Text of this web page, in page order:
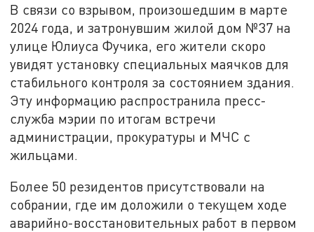
В связи со взрывом, произошедшим в марте
2024 года, и затронувшим жилой дом №37 на
улице Юлиуса Фучика, его жители скоро
увидят установку специальных маячков для
стабильного контроля за состоянием здания.
Эту информацию распространила пресс-
служба мэрии по итогам встречи
администрации, прокуратуры и МЧС с
жильцами.
Более 50 резидентов присутствовали на
собрании, где им доложили о текущем ходе
аварийно-восстановительных работ в первом